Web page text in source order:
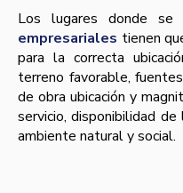
Los lugares donde se
empresariales tienen
para la correcta
terreno favorable,
de obra ubicación y
servicio, disponibilidad
ambiente natural y social.